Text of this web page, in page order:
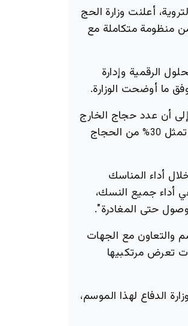
أعلنت وزارة الحج
منظومة متكاملة مع
الرقمية وإدارة
ما أوضحت الوزارة.
إلى أن عدد حجاج الخارج
30% من الحجاج
أداء المناسك
أداء جميع النسك،
حتى المغادرة".
والتعاون مع الجهات
تعرض مرتكبيها
الدفاع لهذا الموسم،